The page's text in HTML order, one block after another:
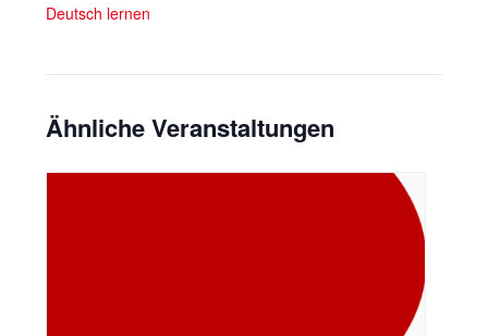
Deutsch lernen
Ähnliche Veranstaltungen